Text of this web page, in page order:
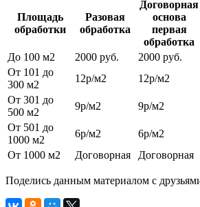
Площадь
обработки
Разовая
обработка
Договорная
основа
первая
обработка
До 100 м2
2000 руб. 2000 руб.
От 101 до
300 м2
12р/м2 12р/м2
От 301 до
500 м2
9р/м2 9р/м2
От 501 до
1000 м2
6р/м2 6р/м2
От 1000 м2
Договорная Договорная
Поделись данным материалом с